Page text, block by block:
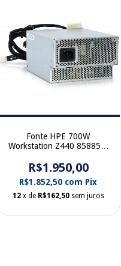
Fonte HPE 700W
Workstation Z440 858854-
R$1.950,00
R$1.852,50 com Pix
12 x de R$162,50 sem juros